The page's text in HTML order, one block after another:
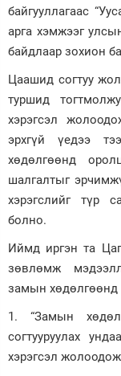
байгууллагаас
арга хэмжээг
байдлаар зохион
Цаашид согтуу
туршид
хэрэгсэл
эрхгүй үедээ
хөдөлгөөнд
шалгалтыг
хэрэгслийг түр
болно.
Иймд иргэн та
зөвлөмж
замын хөдөлгөөнд
1. “Замын
согтууруулах
хэрэгсэл